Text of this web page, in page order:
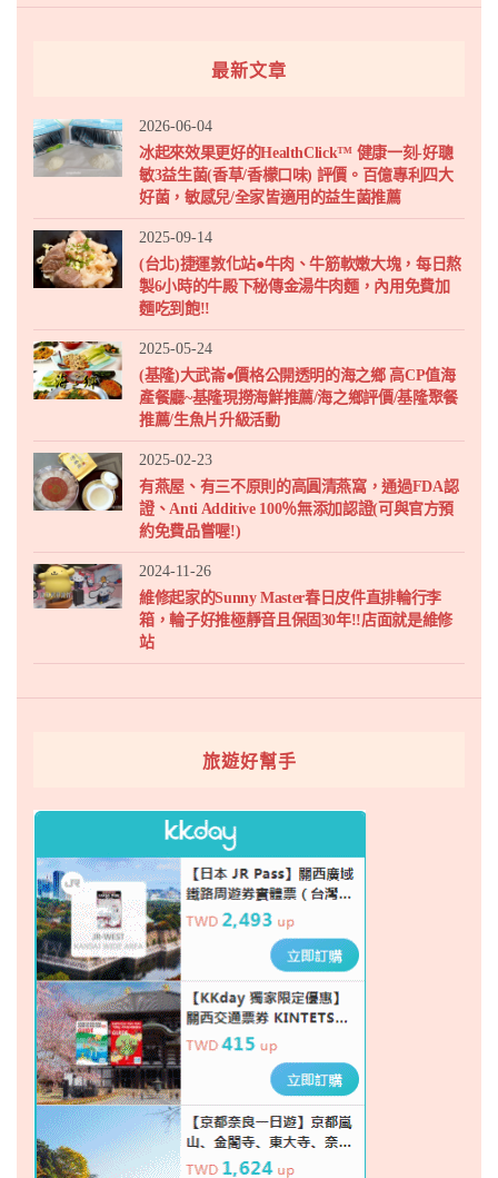
最新文章
2026-06-04
冰起來效果更好的HealthClick™ 健康一刻-好聰
敏3益生菌(香草/香檬口味) 評價。百億專利四大
好菌，敏感兒/全家皆適用的益生菌推薦
2025-09-14
(台北)捷運敦化站●牛肉、牛筋軟嫩大塊，每日熬
製6小時的牛殿下秘傳金湯牛肉麵，內用免費加
麵吃到飽!!
2025-05-24
(基隆)大武崙●價格公開透明的海之鄉 高CP值海
產餐廳~基隆現撈海鮮推薦/海之鄉評價/基隆聚餐
推薦/生魚片升級活動
2025-02-23
有燕屋、有三不原則的高圓清燕窩，通過FDA認
證、Anti Additive 100％無添加認證(可與官方預
約免費品嘗喔!)
2024-11-26
維修起家的Sunny Master春日皮件直排輪行李
箱，輪子好推極靜音且保固30年!!店面就是維修
站
旅遊好幫手